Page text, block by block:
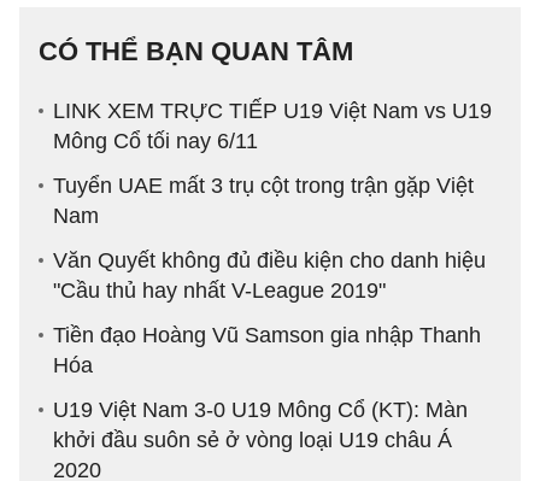
CÓ THỂ BẠN QUAN TÂM
LINK XEM TRỰC TIẾP U19 Việt Nam vs U19
Mông Cổ tối nay 6/11
Tuyển UAE mất 3 trụ cột trong trận gặp Việt
Nam
Văn Quyết không đủ điều kiện cho danh hiệu
"Cầu thủ hay nhất V-League 2019"
Tiền đạo Hoàng Vũ Samson gia nhập Thanh
Hóa
U19 Việt Nam 3-0 U19 Mông Cổ (KT): Màn
khởi đầu suôn sẻ ở vòng loại U19 châu Á
2020